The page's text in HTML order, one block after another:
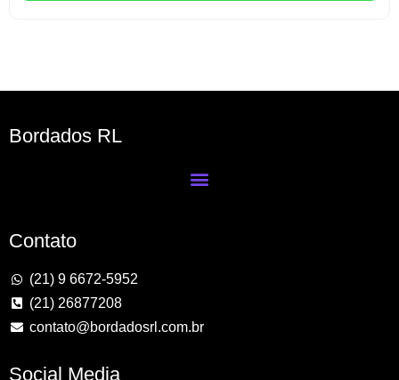
Bordados RL
Contato
(21) 9 6672-5952
(21) 26877208
contato@bordadosrl.com.br
Social Media